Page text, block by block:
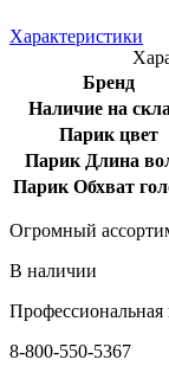
Характеристики
Бренд
Наличие на
Парик цвет
Парик Длина
Парик Обхват
Огромный
В наличии
Профессиональная
8-800-550-5367